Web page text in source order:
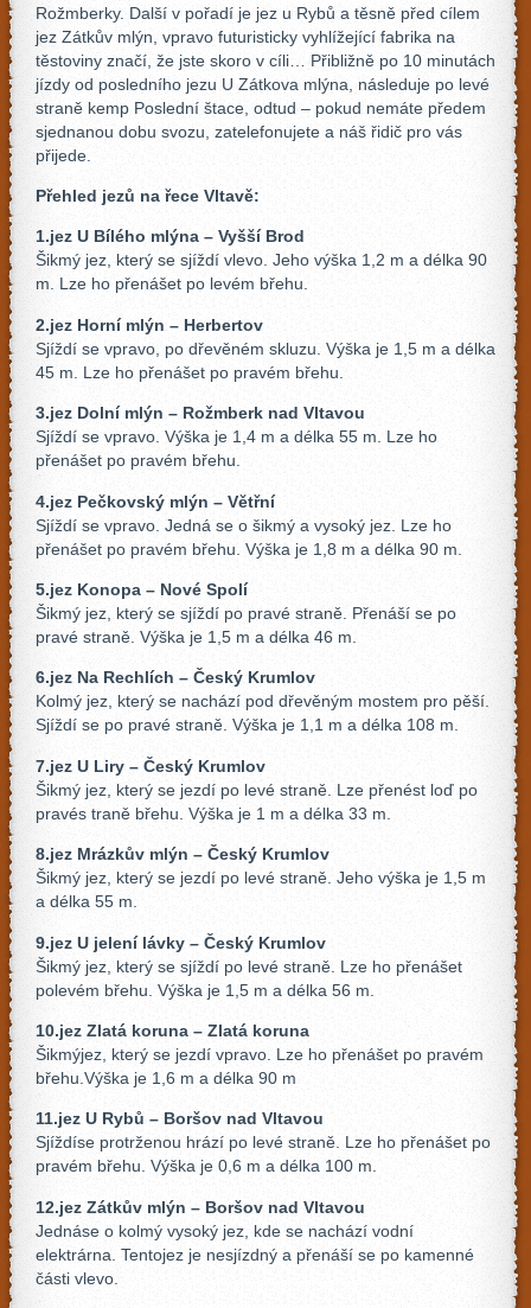
Rožmberky. Další v pořadí je jez u Rybů a těsně před cílem
jez Zátkův mlýn, vpravo futuristicky vyhlížející fabrika na
těstoviny značí, že jste skoro v cíli… Přibližně po 10 minutách
jízdy od posledního jezu U Zátkova mlýna, následuje po levé
straně kemp Poslední štace, odtud – pokud nemáte předem
sjednanou dobu svozu, zatelefonujete a náš řidič pro vás
přijede.
Přehled jezů na řece Vltavě:
1.jez U Bílého mlýna – Vyšší Brod
Šikmý jez, který se sjíždí vlevo. Jeho výška 1,2 m a délka 90
m. Lze ho přenášet po levém břehu.
2.jez Horní mlýn – Herbertov
Sjíždí se vpravo, po dřevěném skluzu. Výška je 1,5 m a délka
45 m. Lze ho přenášet po pravém břehu.
3.jez Dolní mlýn – Rožmberk nad Vltavou
Sjíždí se vpravo. Výška je 1,4 m a délka 55 m. Lze ho
přenášet po pravém břehu.
4.jez Pečkovský mlýn – Větřní
Sjíždí se vpravo. Jedná se o šikmý a vysoký jez. Lze ho
přenášet po pravém břehu. Výška je 1,8 m a délka 90 m.
5.jez Konopa – Nové Spolí
Šikmý jez, který se sjíždí po pravé straně. Přenáší se po
pravé straně. Výška je 1,5 m a délka 46 m.
6.jez Na Rechlích – Český Krumlov
Kolmý jez, který se nachází pod dřevěným mostem pro pěší.
Sjíždí se po pravé straně. Výška je 1,1 m a délka 108 m.
7.jez U Liry – Český Krumlov
Šikmý jez, který se jezdí po levé straně. Lze přenést loď po
pravés traně břehu. Výška je 1 m a délka 33 m.
8.jez Mrázkův mlýn – Český Krumlov
Šikmý jez, který se jezdí po levé straně. Jeho výška je 1,5 m
a délka 55 m.
9.jez U jelení lávky – Český Krumlov
Šikmý jez, který se sjíždí po levé straně. Lze ho přenášet
polevém břehu. Výška je 1,5 m a délka 56 m.
10.jez Zlatá koruna – Zlatá koruna
Šikmýjez, který se jezdí vpravo. Lze ho přenášet po pravém
břehu.Výška je 1,6 m a délka 90 m
11.jez U Rybů – Boršov nad Vltavou
Sjíždíse protrženou hrází po levé straně. Lze ho přenášet po
pravém břehu. Výška je 0,6 m a délka 100 m.
12.jez Zátkův mlýn – Boršov nad Vltavou
Jednáse o kolmý vysoký jez, kde se nachází vodní
elektrárna. Tentojez je nesjízdný a přenáší se po kamenné
části vlevo.